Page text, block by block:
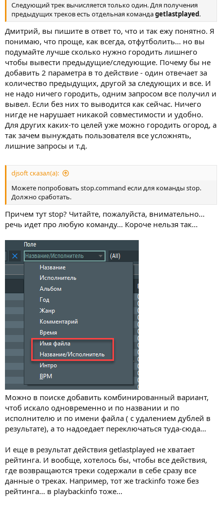
Следующий трек вычисляется только один. Для получения
предыдущих треков есть отдельная командаgetlastplayed.
Дмитрий, вы пишите в ответ то, что и так ежу понятно. Я
понимаю, что проще, как всегда, отфутболить... но вы
подумайте лучше сколько нужно городить лишнего
чтобы вывести предыдущие/следующие. Почему бы не
добавить 2 параметра в то действие - один отвечает за
количество предыдущих, другой за следующих и все. И
не надо ничего городить, одним запросом все получил и
вывел. Если без них то выводится как сейчас. Ничего
нигде не нарушает никакой совместимости и удобно.
Для других каких-то целей уже можно городить огород, а
так зачем вынуждать пользователя все усложнять,
лишние запросы и т.д.
djsoft сказал(а):
Можете попробовать stop.command если для команды stop.
Должно сработать.
Причем тут stop? Читайте, пожалуйста, внимательно...
речь идет про любую команду... Короче нельзя так...
Можно в поиске добавить комбинированный вариант,
чтоб искало одновременно и по названии и по
исполнителю и по имени файла ( с удалением дублей в
результате), а то надоедает переключаться туда-сюда...
И еще в результат действия getlastplayed не хватает
рейтинга. И вообще, хотелось бы, чтобы все действия,
где возвращаются треки содержали в себе сразу все
данные о треках. Например, тот же trackinfo тоже без
рейтинга... в playbackinfo тоже...